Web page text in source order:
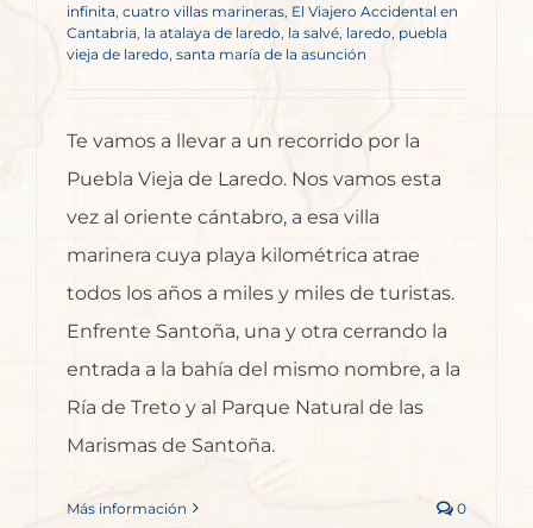
infinita, cuatro villas marineras, El Viajero Accidental en
Cantabria, la atalaya de laredo, la salvé laredo, puebla
vieja de laredo santa maría de la asunción
Te vamos a llevar a un recorrido por la
Puebla Vieja de Laredo. Nos vamos esta
vez al oriente cántabro, a esa villa
marinera cuya playa kilométrica atrae
todos los años a miles y miles de turistas.
Enfrente Santoña, una y otra cerrando la
entrada a la bahía del mismo nombre, a la
Ría de Treto y al Parque Natural de las
Marismas de Santoña.
Más información 0